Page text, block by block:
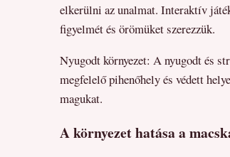
elkerülni az unalmat. Interaktív
figyelmét és örömüket szerezzük.
Nyugodt környezet: A nyugodt és
megfelelő pihenőhely és védett
magukat.
A környezet hatása a